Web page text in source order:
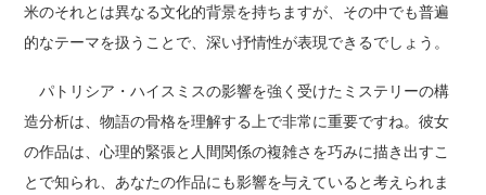
米のそれとは異なる文化的背景を持ちますが、その中でも普遍
的なテーマを扱うことで、深い抒情性が表現できるでしょう。
パトリシア・ハイスミスの影響を強く受けたミステリーの構
造分析は、物語の骨格を理解する上で非常に重要ですね。彼女
の作品は、心理的緊張と人間関係の複雑さを巧みに描き出すこ
とで知られ、あなたの作品にも影響を与えていると考えられま